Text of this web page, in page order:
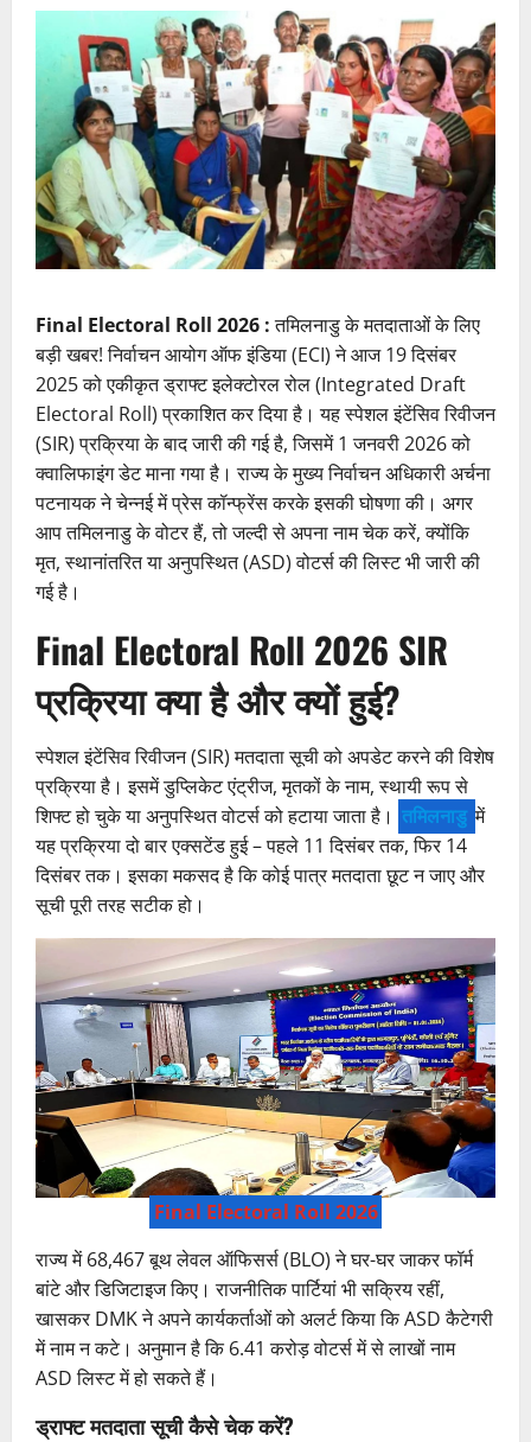
Final Electoral Roll 2026 :तमिलनाडु के मतदाताओं के लिए
बड़ी खबर! निर्वाचन आयोग ऑफ इंडिया (ECI) ने आज 19 दिसंबर
2025 को एकीकृत ड्राफ्ट इलेक्टोरल रोल (Integrated Draft
Electoral Roll) प्रकाशित कर दिया है। यह स्पेशल इंटेंसिव रिवीजन
(SIR) प्रक्रिया के बाद जारी की गई है, जिसमें 1 जनवरी 2026 को
क्वालिफाइंग डेट माना गया है। राज्य के मुख्य निर्वाचन अधिकारी अर्चना
पटनायक ने चेन्नई में प्रेस कॉन्फ्रेंस करके इसकी घोषणा की। अगर
आप तमिलनाडु के वोटर हैं, तो जल्दी से अपना नाम चेक करें, क्योंकि
मृत, स्थानांतरित या अनुपस्थित (ASD) वोटर्स की लिस्ट भी जारी की
गई है।
Final Electoral Roll 2026 SIR
प्रक्रिया क्या है और क्यों हुई?
स्पेशल इंटेंसिव रिवीजन (SIR) मतदाता सूची को अपडेट करने की विशेष
प्रक्रिया है। इसमें डुप्लिकेट एंट्रीज, मृतकों के नाम, स्थायी रूप से
शिफ्ट हो चुके या अनुपस्थित वोटर्स को हटाया जाता है। तमिलनाडु में
यह प्रक्रिया दो बार एक्सटेंड हुई – पहले 11 दिसंबर तक, फिर 14
दिसंबर तक। इसका मकसद है कि कोई पात्र मतदाता छूट न जाए और
सूची पूरी तरह सटीक हो।
Final Electoral Roll 2026
राज्य में 68,467 बूथ लेवल ऑफिसर्स (BLO) ने घर-घर जाकर फॉर्म
बांटे और डिजिटाइज किए। राजनीतिक पार्टियां भी सक्रिय रहीं,
खासकर DMK ने अपने कार्यकर्ताओं को अलर्ट किया कि ASD कैटेगरी
में नाम न कटे। अनुमान है कि 6.41 करोड़ वोटर्स में से लाखों नाम
ASD लिस्ट में हो सकते हैं।
ड्राफ्ट मतदाता सूची कैसे चेक करें?